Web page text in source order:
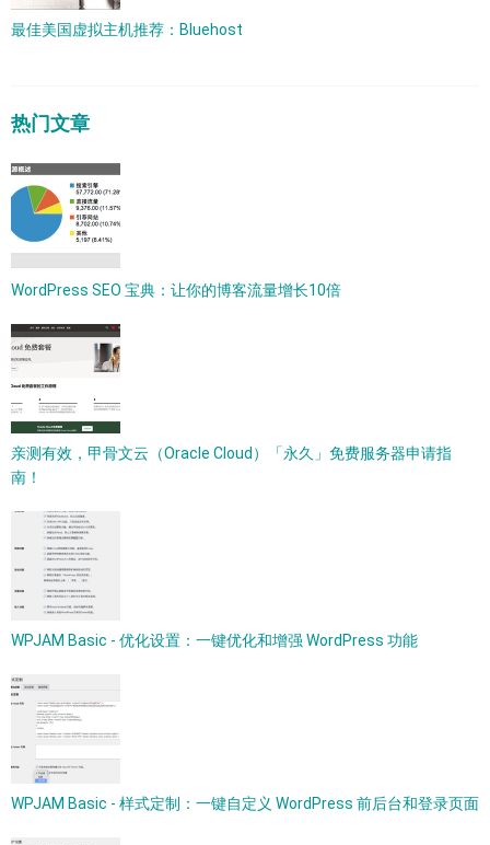
最佳美国虚拟主机推荐：Bluehost
热门文章
WordPress SEO 宝典：让你的博客流量增长10倍
亲测有效，甲骨文云（Oracle Cloud）「永久」免费服务器申请指
南！
WPJAM Basic - 优化设置：一键优化和增强 WordPress 功能
WPJAM Basic - 样式定制：一键自定义 WordPress 前后台和登录页面